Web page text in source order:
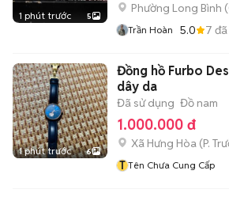
1 phút trước 5
Phường Long Bình
Trần Hoàn 5.0 7
1 phút trước 6
Đồng hồ Furbo
dây da
Đã sử dụng Đồ nam
1.000.000 đ
Xã Hưng Hòa (P.
T Tên Chưa Cung Cấp